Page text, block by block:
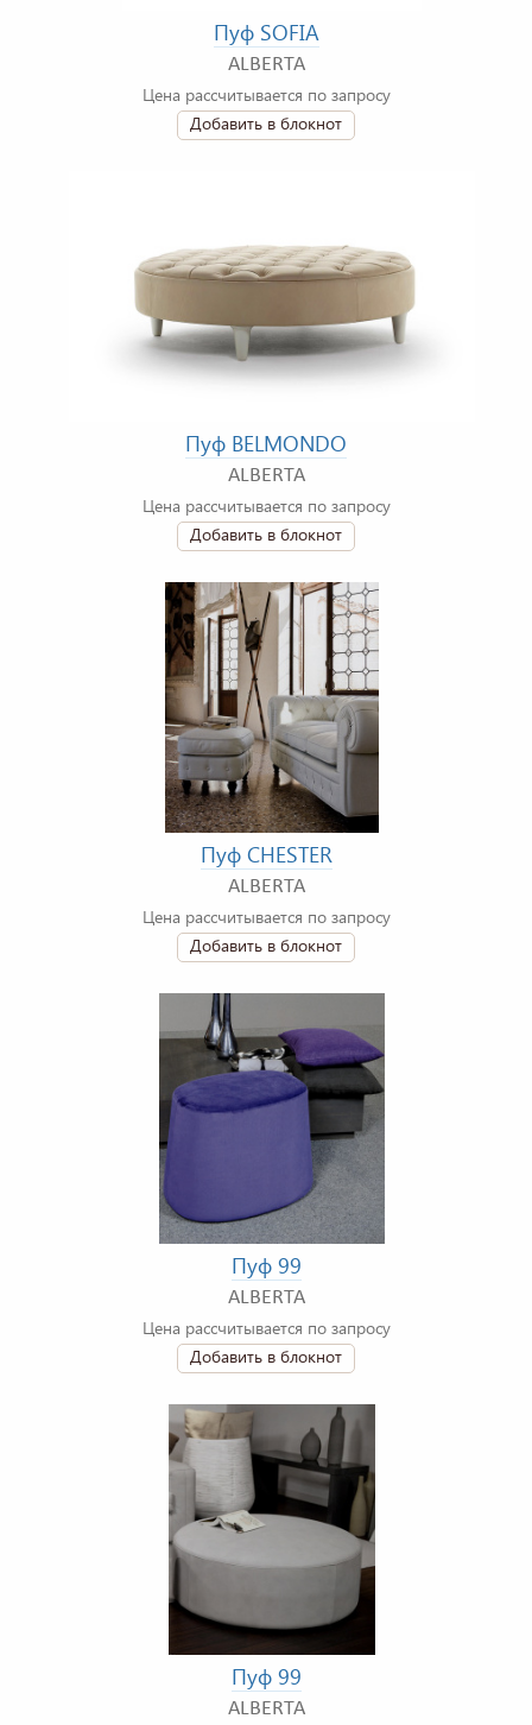
Пуф SOFIA
ALBERTA
Цена рассчитывается по запросу
Добавить в блокнот
Пуф BELMONDO
ALBERTA
Цена рассчитывается по запросу
Добавить в блокнот
Пуф CHESTER
ALBERTA
Цена рассчитывается по запросу
Добавить в блокнот
Пуф 99
ALBERTA
Цена рассчитывается по запросу
Добавить в блокнот
Пуф 99
ALBERTA